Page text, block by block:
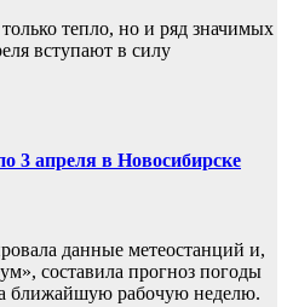
тепло, но и ряд значимых
вступают в силу
3 апреля в Новосибирске
данные метеостанций и,
составила прогноз погоды
ближайшую рабочую неделю.